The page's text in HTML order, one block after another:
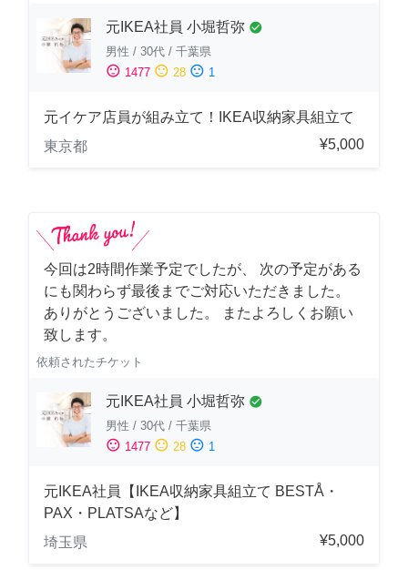
元IKEA社員 小堀哲弥 check_circle
男性 / 30代 / 千葉県
sentiment_satisfied 1477 sentiment_neutral 28 sentiment_dissatisfied 1
元イケア店員が組み立て！IKEA収納家具組立て
東京都
¥5,000
今回は2時間作業予定でしたが、 次の予定がある
にも関わらず最後までご対応いただきました。
ありがとうございました。 またよろしくお願い
致します。
依頼されたチケット
元IKEA社員 小堀哲弥 check_circle
男性 / 30代 / 千葉県
sentiment_satisfied 1477 sentiment_neutral 28 sentiment_dissatisfied 1
元IKEA社員【IKEA収納家具組立て BESTÅ・
PAX・PLATSAなど】
埼玉県
¥5,000